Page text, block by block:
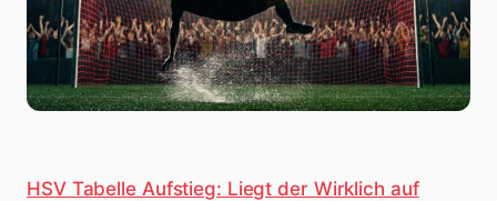
HSV Tabelle Aufstieg: Liegt der Wirklich auf